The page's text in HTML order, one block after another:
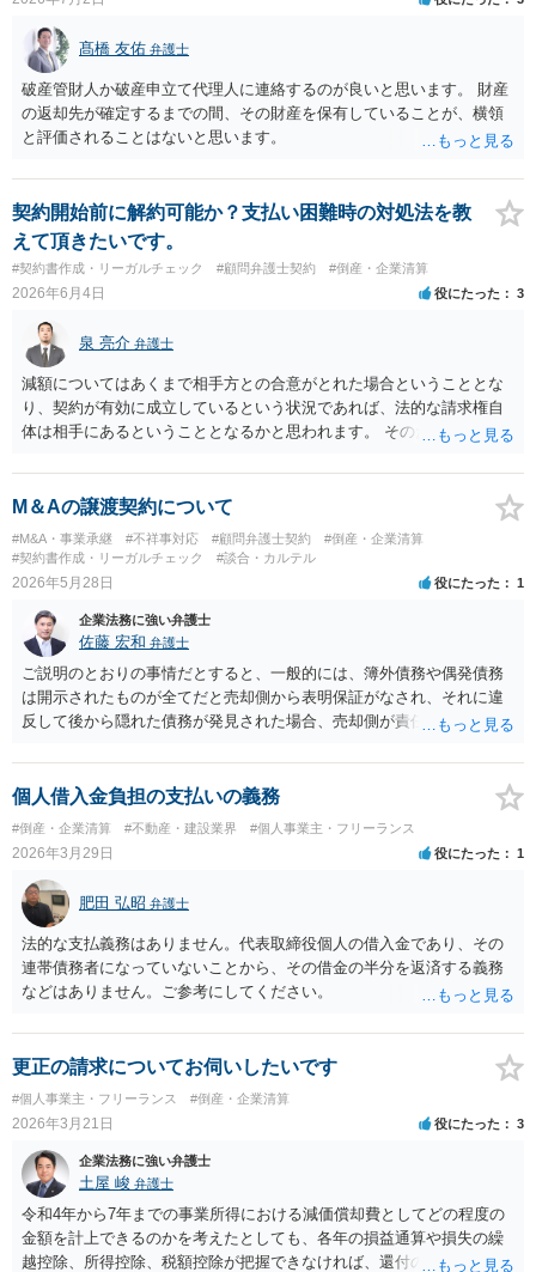
髙橋 友佑 弁護士
破産管財人か破産申立て代理人に連絡するのが良いと思います。 財産
の返却先が確定するまでの間、その財産を保有していることが、横領
と評価されることはないと思います。
契約開始前に解約可能か？支払い困難時の対処法を教
えて頂きたいです。
#契約書作成・リーガルチェック #顧問弁護士契約 #倒産・企業清算
2026年6月4日 役にたった 3
泉 亮介 弁護士
減額についてはあくまで相手方との合意がとれた場合ということとな
り、契約が有効に成立しているという状況であれば、法的な請求権自
体は相手にあるということとなるかと思われます。 そのため、交渉に
れます。
M＆Aの譲渡契約について
#M&A・事業承継 #不祥事対応 #顧問弁護士契約
#倒産・企業清算
#契約書作成・リーガルチェック
#談合・カルテル
2026年5月28日 役にたった 1
企業法務に強い弁護士
佐藤 宏和 弁護士
ご説明のとおりの事情だとすると、一般的には、簿外債務や偶発債務
は開示されたものが全てだと売却側から表明保証がなされ、それに違
反して後から隠れた債務が発見された場合、売却側が責任追及を受け
渡は成立しないでしょう。それでも万が一表明保証なしで株式譲渡契
約が成立したとしたら、一義的には株式譲渡を受けた買い手が責任を
取ることになりますが、譲渡後は売却側が一切責任を負わないとの確
約がない限り、争いが起きる可能性はあります。 2番目の点について
は、口座は法人名義のものでしょうから、一般的には株式譲渡であれ
ば売却側に責任追及が来ることはないでしょうが、口座を不正に使用
するような相手であればそもそも取引はしない方がいいと思います。
個人借入金負担の支払いの義務
#倒産・企業清算 #不動産・建設業界 #個人事業主・フリーランス
2026年3月29日 役にたった 1
肥田 弘昭 弁護士
法的な支払義務はありません。代表取締役個人の借入金であり、その
連帯債務者になっていないことから、その借金の半分を返済する義務
などはありません。ご参考にしてください。
更正の請求についてお伺いしたいです
#個人事業主・フリーランス #倒産・企業清算
2026年3月21日 役にたった 3
企業法務に強い弁護士
土屋 峻 弁護士
令和4年から7年までの事業所得における減価償却費としてどの程度の
金額を計上できるのかを考えたとしても、各年の損益通算や損失の繰
越控除、所得控除、税額控除が把握できなければ、還付の見込額のご